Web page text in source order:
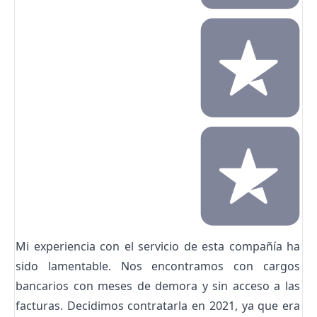
Mi experiencia con el servicio de esta compañía ha
sido lamentable. Nos encontramos con cargos
bancarios con meses de demora y sin acceso a las
facturas. Decidimos contratarla en 2021, ya que era